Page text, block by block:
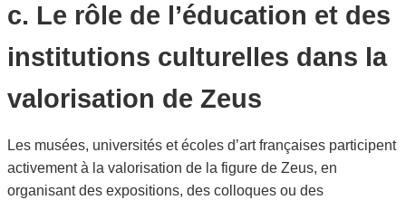
c. Le rôle de l’éducation et des
institutions culturelles dans la
valorisation de Zeus
Les musées, universités et écoles d’art françaises participent
activement à la valorisation de la figure de Zeus, en
organisant des expositions, des colloques ou des